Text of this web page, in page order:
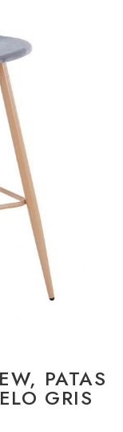
PATAS
GRIS